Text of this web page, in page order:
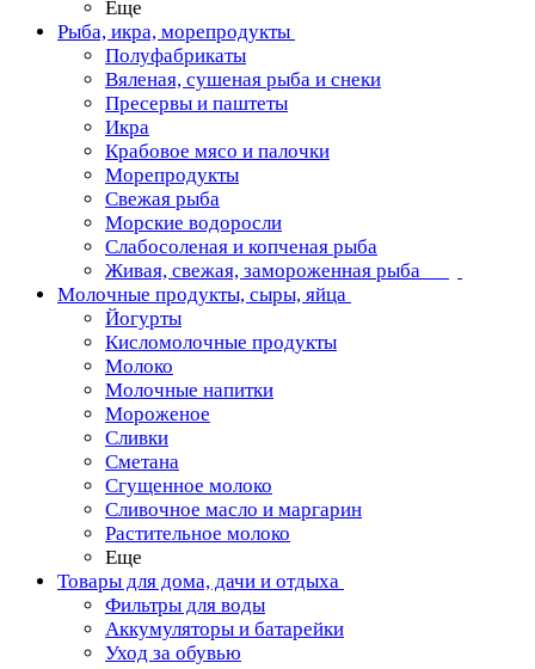
Еще
Рыба, икра, морепродукты
Полуфабрикаты
Вяленая, сушеная рыба и снеки
Пресервы и паштеты
Икра
Крабовое мясо и палочки
Морепродукты
Свежая рыба
Морские водоросли
Слабосоленая и копченая рыба
Живая, свежая, замороженная рыба
Молочные продукты, сыры, яйца
Йогурты
Кисломолочные продукты
Молоко
Молочные напитки
Мороженое
Сливки
Сметана
Сгущенное молоко
Сливочное масло и маргарин
Растительное молоко
Еще
Товары для дома, дачи и отдыха
Фильтры для воды
Аккумуляторы и батарейки
Уход за обувью